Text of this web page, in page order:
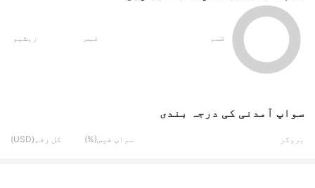
قسم فیس ریشیو
سواپ آمدنی کی درجہ بندی
بروکر سواپ فیس(%) کل رقم(USD)